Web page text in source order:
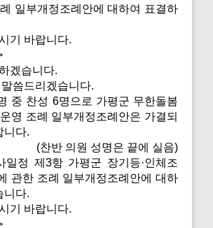
일부개정조례안에 대하여 표결하
기 바랍니다.
겠습니다.
씀드리겠습니다.
중 찬성 6명으로 가평군 무한돌봄
영 조례 일부개정조례안은 가결되
니다.
(찬반 의원 성명은 끝에 실음)
정 제3항 가평군 장기등·인체조
관한 조례 일부개정조례안에 대하
니다.
기 바랍니다.